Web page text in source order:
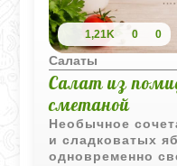
1,21K 0 0
Салаты
Салат из
сметаной
Необычное
и сладковатых
одновременно